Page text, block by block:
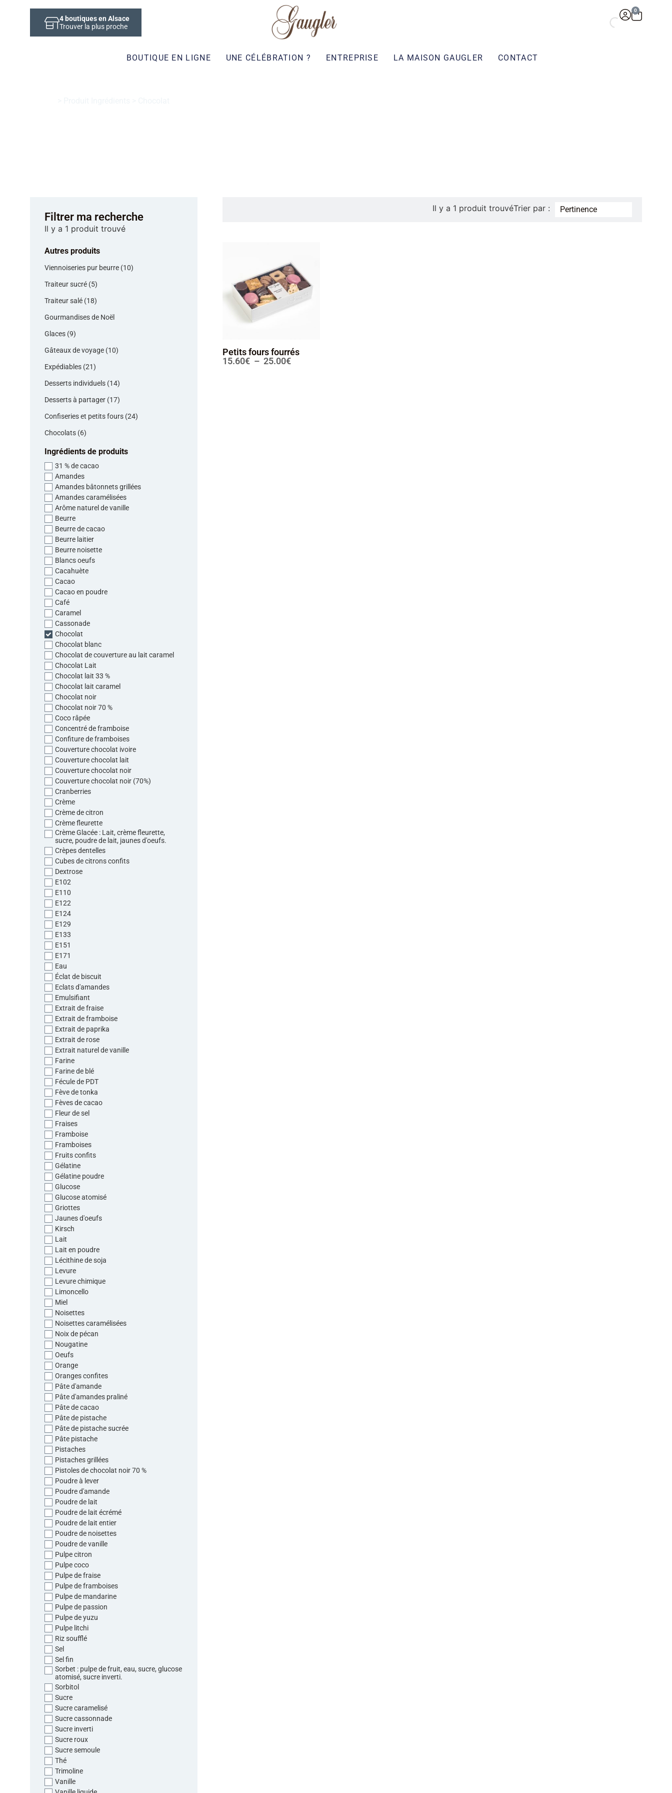
4 boutiques en Alsace
Trouver la plus proche
0
BOUTIQUE EN LIGNE UNE CÉLÉBRATION ? ENTREPRISE LA MAISON GAUGLER CONTACT
Filtrer ma recherche
Il y a 1 produit trouvé
Autres produits
Viennoiseries pur beurre (10)
Traiteur sucré (5)
Traiteur salé (18)
Gourmandises de Noël
Glaces (9)
Gâteaux de voyage (10)
Expédiables (21)
Desserts individuels (14)
Desserts à partager (17)
Confiseries et petits fours (24)
Chocolats (6)
Ingrédients de produits
31 % de cacao
Amandes
Amandes bâtonnets grillées
Amandes caramélisées
Arôme naturel de vanille
Beurre
Beurre de cacao
Beurre laitier
Beurre noisette
Blancs oeufs
Cacahuète
Cacao
Cacao en poudre
Café
Caramel
Cassonade
Chocolat
Chocolat blanc
Chocolat de couverture au lait caramel
Chocolat Lait
Chocolat lait 33 %
Chocolat lait caramel
Chocolat noir
Chocolat noir 70 %
Coco râpée
Concentré de framboise
Confiture de framboises
Couverture chocolat ivoire
Couverture chocolat lait
Couverture chocolat noir
Couverture chocolat noir (70%)
Cranberries
Crème
Crème de citron
Crème fleurette
Crème Glacée : Lait, crème fleurette,
sucre, poudre de lait, jaunes d'oeufs.
Crèpes dentelles
Cubes de citrons confits
Dextrose
E102
E110
E122
E124
E129
E133
E151
E171
Eau
Éclat de biscuit
Eclats d'amandes
Emulsifiant
Extrait de fraise
Extrait de framboise
Extrait de paprika
Extrait de rose
Extrait naturel de vanille
Farine
Farine de blé
Fécule de PDT
Fève de tonka
Fèves de cacao
Fleur de sel
Fraises
Framboise
Framboises
Fruits confits
Gélatine
Gélatine poudre
Glucose
Glucose atomisé
Griottes
Jaunes d'oeufs
Kirsch
Lait
Lait en poudre
Lécithine de soja
Levure
Levure chimique
Limoncello
Miel
Noisettes
Noisettes caramélisées
Noix de pécan
Nougatine
Oeufs
Orange
Oranges confites
Pâte d'amande
Pâte d'amandes praliné
Pâte de cacao
Pâte de pistache
Pâte de pistache sucrée
Pâte pistache
Pistaches
Pistaches grillées
Pistoles de chocolat noir 70 %
Poudre à lever
Poudre d'amande
Poudre de lait
Poudre de lait écrémé
Poudre de lait entier
Poudre de noisettes
Poudre de vanille
Pulpe citron
Pulpe coco
Pulpe de fraise
Pulpe de framboises
Pulpe de mandarine
Pulpe de passion
Pulpe de yuzu
Pulpe litchi
Riz soufflé
Sel
Sel fin
Sorbet : pulpe de fruit, eau, sucre, glucose
atomisé, sucre inverti.
Sorbitol
Sucre
Sucre caramelisé
Sucre cassonnade
Sucre inverti
Sucre roux
Sucre semoule
Thé
Trimoline
Vanille
Trier par :
Il y a 1 produit trouvé
Petits fours fourrés
15.60€ – 25.00€